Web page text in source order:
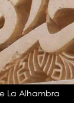
La Alhambra